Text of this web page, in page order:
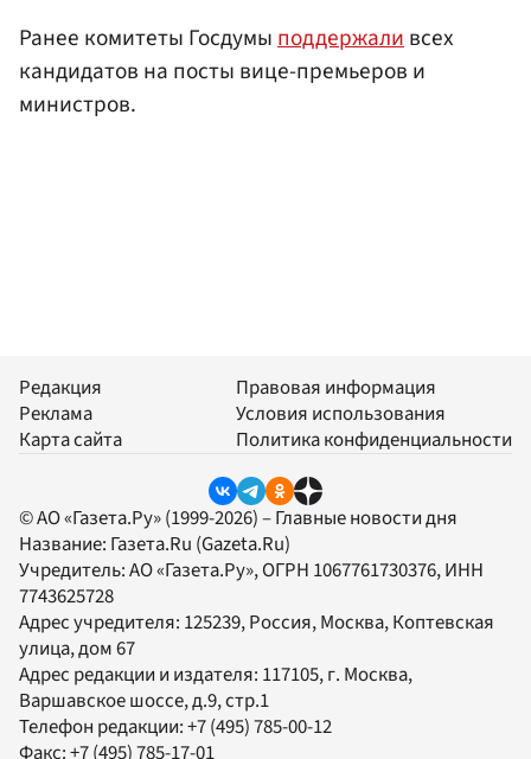
Ранее комитеты Госдумыподдержаливсех
кандидатов на посты вице-премьеров и
министров.
Редакция
Реклама
Карта сайта
Правовая информация
Условия использования
Политика конфиденциальности
© АО «Газета.Ру» (1999-2026) – Главные новости дня
Название: Газета.Ru (Gazeta.Ru)
Учредитель:АО «Газета.Ру», ОГРН 1067761730376, ИНН
7743625728
Адрес учредителя: 125239, Россия, Москва, Коптевская
улица, дом 67
Адрес редакции и издателя: 117105, г. Москва,
Варшавское шоссе, д.9, стр.1
Телефон редакции:+7 (495) 785-00-12